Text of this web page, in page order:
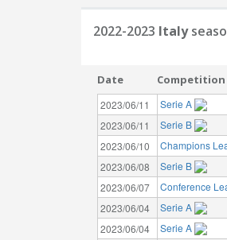
2022-2023 Italy
Date Competition
2023/06/11 Serie A
2023/06/11 Serie B
2023/06/10 Champions
2023/06/08 Serie B
2023/06/07 Conference
2023/06/04 Serie A
2023/06/04 Serie A